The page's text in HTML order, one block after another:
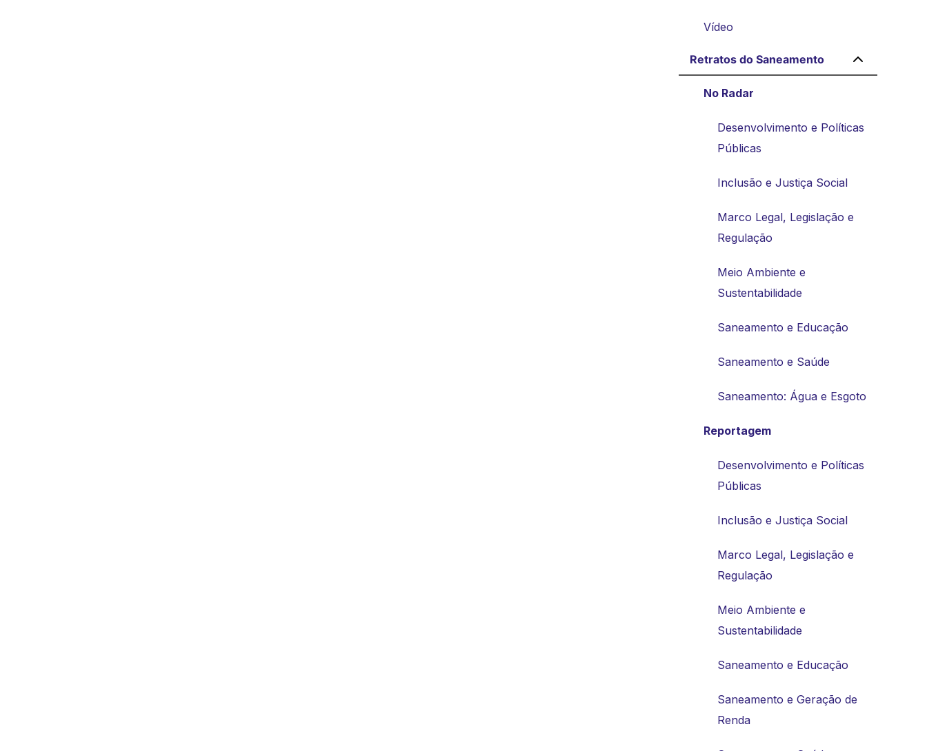
Vídeo
Retratos do Saneamento
No Radar
Desenvolvimento e Políticas
Públicas
Inclusão e Justiça Social
Marco Legal, Legislação e
Regulação
Meio Ambiente e
Sustentabilidade
Saneamento e Educação
Saneamento e Saúde
Saneamento: Água e Esgoto
Reportagem
Desenvolvimento e Políticas
Públicas
Inclusão e Justiça Social
Marco Legal, Legislação e
Regulação
Meio Ambiente e
Sustentabilidade
Saneamento e Educação
Saneamento e Geração de
Renda